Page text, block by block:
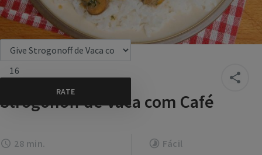
16
Strogonoff de Vaca com Café
28 min.
Fácil